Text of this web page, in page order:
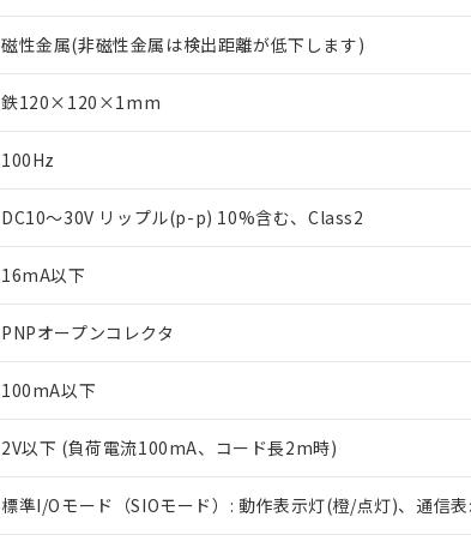
磁性金属(非磁性金属は検出距離が低下します)
鉄120×120×1mm
100Hz
DC10～30V リップル(p-p) 10%含む、Class2
16mA以下
PNPオープンコレクタ
100mA以下
2V以下 (負荷電流100mA、コード長2m時)
標準I/Oモード（SIOモード）: 動作表示灯(橙/点灯)、通信
ご利用条件
対応済み：EU RoHS指令（10物質）の非含
対応予定なし：EU RoHS指令（10物質）の非
調査・確認中：EU RoHS指令（10物質）の非